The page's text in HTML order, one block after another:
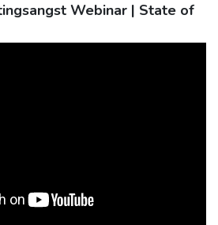
Webinar | State of